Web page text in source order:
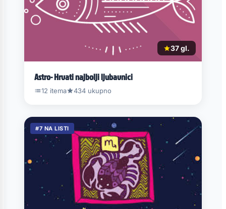
37 gl.
Astro- Hrvati najbolji ljubavnici
12 itema 434 ukupno
#7 NA LISTI